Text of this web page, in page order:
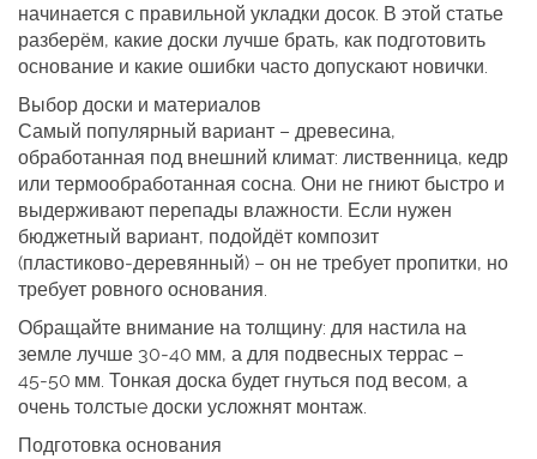
начинается с правильной укладки досок. В этой статье
разберём, какие доски лучше брать, как подготовить
основание и какие ошибки часто допускают новички.
Выбор доски и материалов
Самый популярный вариант – древесина,
обработанная под внешний климат: лиственница, кедр
или термообработанная сосна. Они не гниют быстро и
выдерживают перепады влажности. Если нужен
бюджетный вариант, подойдёт композит
(пластиково‑деревянный) – он не требует пропитки, но
требует ровного основания.
Обращайте внимание на толщину: для настила на
земле лучше 30‑40 мм, а для подвесных террас –
45‑50 мм. Тонкая доска будет гнуться под весом, а
очень толстыe доски усложнят монтаж.
Подготовка основания